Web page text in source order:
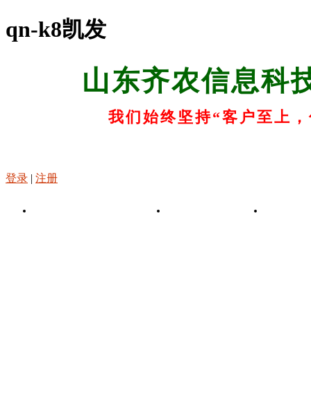
qn-k8凯发
山东齐农信息科
我们始终坚持“客户至上
登录 | 注册